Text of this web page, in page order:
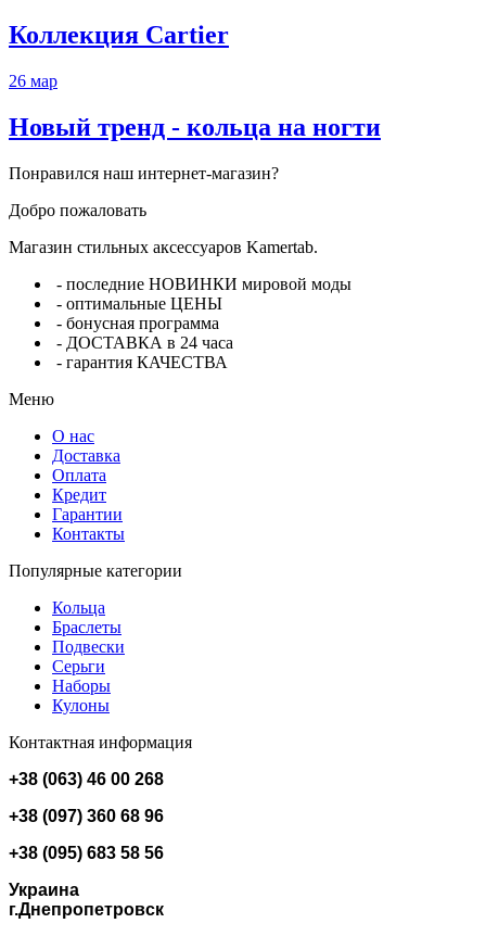
Коллекция Cartier
26 мар
Новый тренд - кольца на ногти
Понравился наш интернет-магазин?
Добро пожаловать
Магазин стильных аксессуаров Kamertab.
- последние НОВИНКИ мировой моды
- оптимальные ЦЕНЫ
- бонусная программа
- ДОСТАВКА в 24 часа
- гарантия КАЧЕСТВА
Меню
О нас
Доставка
Оплата
Кредит
Гарантии
Контакты
Популярные категории
Кольца
Браслеты
Подвески
Серьги
Наборы
Кулоны
Контактная информация
+38 (063) 46 00 268
+38 (097) 360 68 96
+38 (095) 683 58 56
Украина
г.Днепропетровск